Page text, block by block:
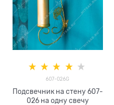
607-026G
Подсвечник на стену 607-
026 на одну свечу